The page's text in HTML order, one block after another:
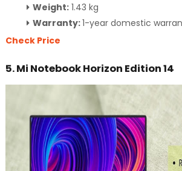
Weight:1.43 kg
Warranty:1-year domestic
Check Price
5. Mi Notebook Horizon Edition 14